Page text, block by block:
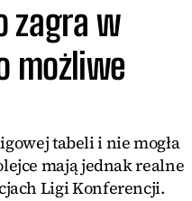
zagra w
możliwe
tabeli i nie mogła
mają jednak realne
Ligi Konferencji.